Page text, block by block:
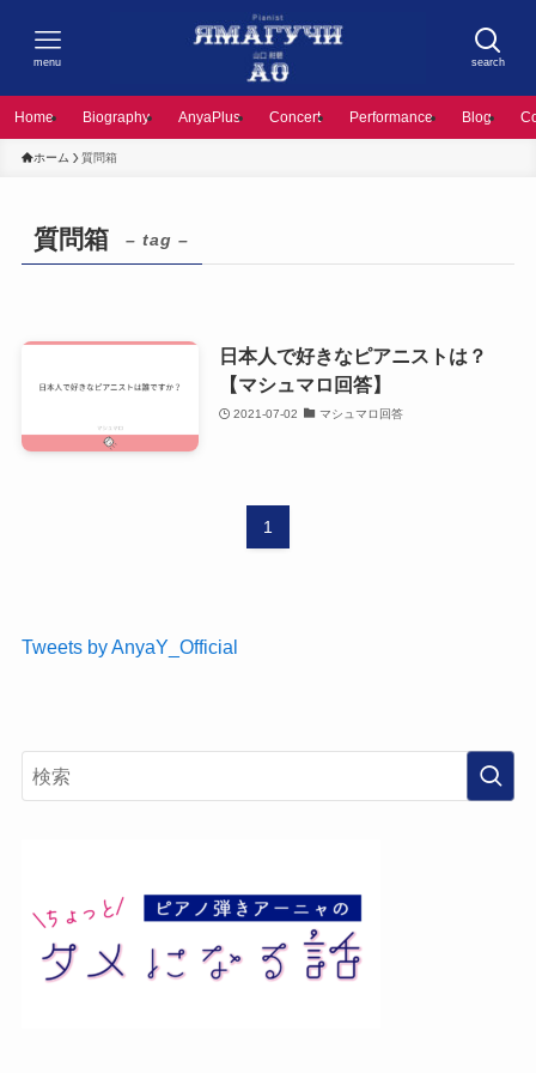
search
menu
Home Biography AnyaPlus Concert Performance Blog
ホーム 質問箱
質問箱 – tag –
日本人で好きなピアニストは？
【マシュマロ回答】
2021-07-02 マシュマロ回答
1
Tweets by AnyaY_Official